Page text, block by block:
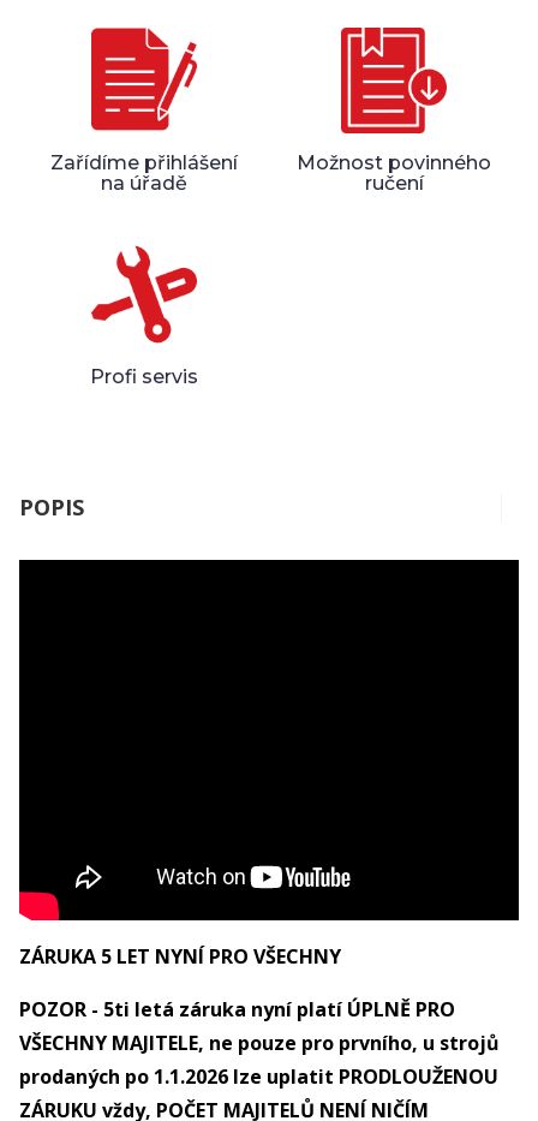
Zařídíme přihlášení
na úřadě
Možnost povinného
ručení
Profi servis
POPIS
ZÁRUKA 5 LET NYNÍ PRO VŠECHNY
POZOR - 5ti letá záruka nyní platí ÚPLNĚ PRO
VŠECHNY MAJITELE, ne pouze pro prvního, u strojů
prodaných po 1.1.2026 lze uplatit PRODLOUŽENOU
ZÁRUKU vždy, POČET MAJITELŮ NENÍ NIČÍM